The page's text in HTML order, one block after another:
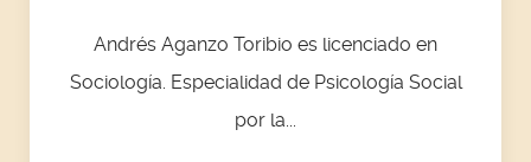
Andrés Aganzo Toribio es licenciado en
Sociología. Especialidad de Psicología Social
por la...